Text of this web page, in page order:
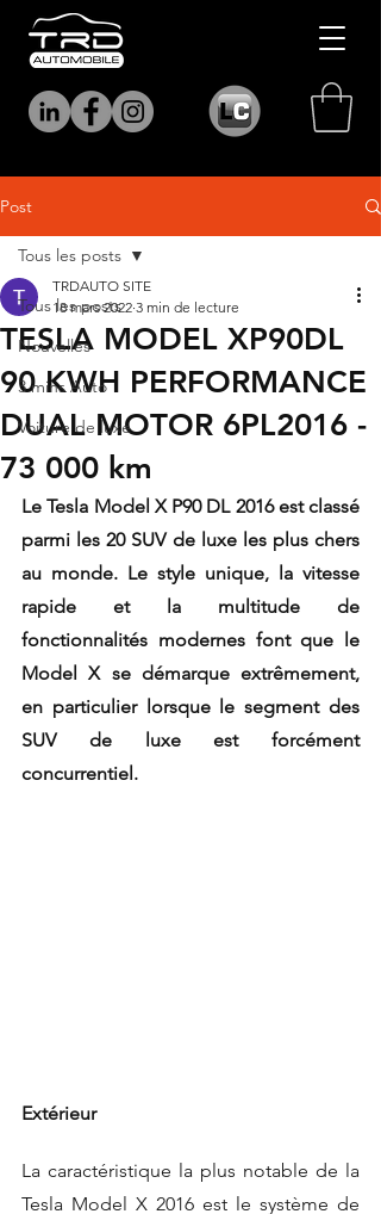
Post
Tous les posts
Nouvelles
3 mins Auto
Voiture de luxe
Tous les posts
TESLA MODEL XP90DL
90 KWH PERFORMANCE
DUAL MOTOR 6PL2016 -
73 000 km
TRDAUTO SITE
18 mars 2022 3 min de lecture
Le Tesla Model X P90 DL 2016 est classé
parmi les 20 SUV de luxe les plus chers
au monde. Le style unique, la vitesse
rapide et la multitude de
fonctionnalités modernes font que le
Model X se démarque extrêmement,
en particulier lorsque le segment des
SUV de luxe est forcément
concurrentiel.
Extérieur
La caractéristique la plus notable de la
Tesla Model X 2016 est le système de